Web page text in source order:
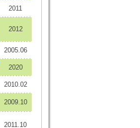
2011
2012
2005.06
2020
2010.02
2009.10
2011.10